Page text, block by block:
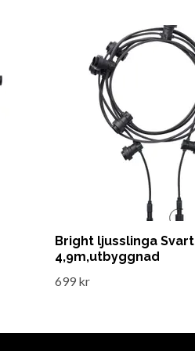
Bright ljusslinga Svart
4,9m,utbyggnad
699 kr